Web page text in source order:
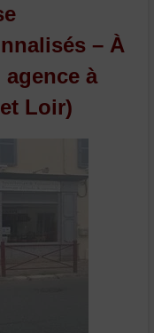
– À
à
Loir)